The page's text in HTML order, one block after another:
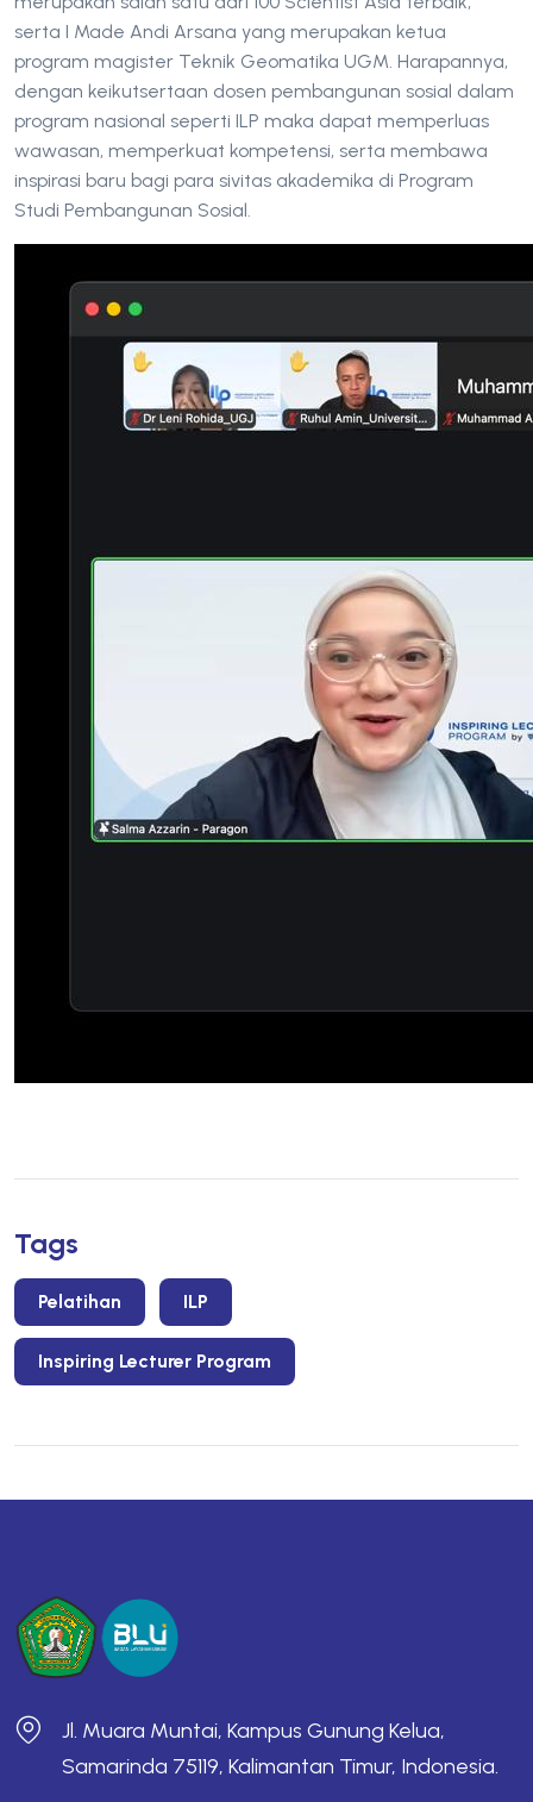
serta I Made Andi Arsana yang merupakan ketua
program magister Teknik Geomatika UGM. Harapannya,
dengan keikutsertaan dosen pembangunan sosial dalam
program nasional seperti ILP maka dapat memperluas
wawasan, memperkuat kompetensi, serta membawa
inspirasi baru bagi para sivitas akademika di Program
Studi Pembangunan Sosial.
Tags
Pelatihan ILP
Inspiring Lecturer Program
Jl. Muara Muntai, Kampus Gunung Kelua,
Samarinda 75119, Kalimantan Timur, Indonesia.